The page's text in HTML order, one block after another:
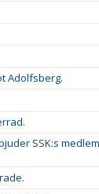
Adolfsberg.
SSK:s